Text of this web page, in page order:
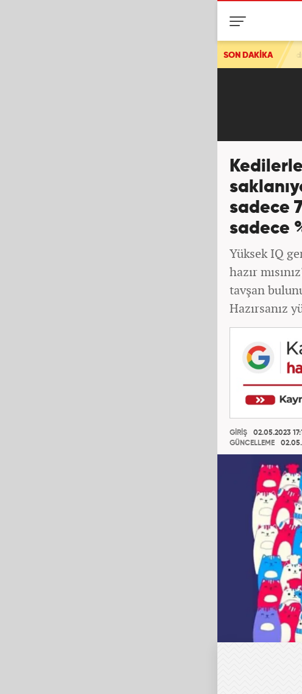
SON DAKİKA
Altay Bayındır, Manchester United'dan ayrıldı! Yeni durağı LaLiga
sadece
sadece
Yüksek IQ
hazır
tavşan
Hazırsanız
GİRİŞ
02.05.2023
GÜNCELLEME